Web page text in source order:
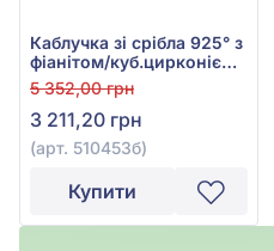
Каблучка зі срібла 925° з
фіанітом/куб.цирконієм,
арт. 510453б
5 352,00 грн
3 211,20 грн
(арт. 510453б)
Купити